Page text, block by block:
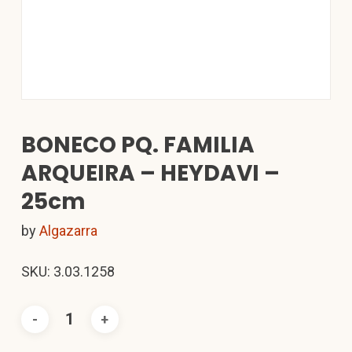
BONECO PQ. FAMILIA
ARQUEIRA – HEYDAVI –
25cm
byAlgazarra
SKU: 3.03.1258